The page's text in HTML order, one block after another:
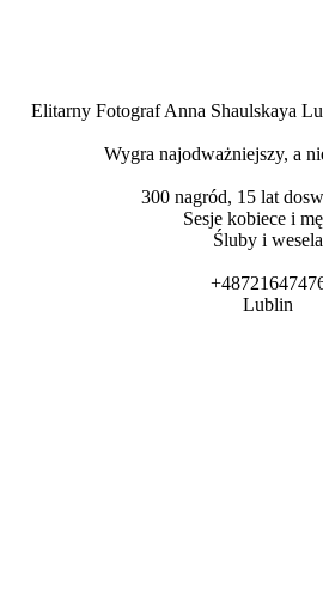
Elitarny Fotograf Anna Shaulskaya
Wygra najodważniejszy, a
300 nagród, 15 lat
Sesje kobiece i
Śluby i wesela
Lublin